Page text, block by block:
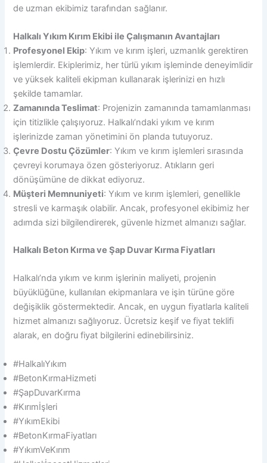
de uzman ekibimiz tarafından sağlanır.
Halkalı Yıkım Kırım Ekibi ile Çalışmanın Avantajları
Profesyonel Ekip: Yıkım ve kırım işleri, uzmanlık gerektiren
işlemlerdir. Ekiplerimiz, her türlü yıkım işleminde deneyimlidir
ve yüksek kaliteli ekipman kullanarak işlerinizi en hızlı
şekilde tamamlar.
Zamanında Teslimat: Projenizin zamanında tamamlanması
için titizlikle çalışıyoruz. Halkalı’ndaki yıkım ve kırım
işlerinizde zaman yönetimini ön planda tutuyoruz.
Çevre Dostu Çözümler: Yıkım ve kırım işlemleri sırasında
çevreyi korumaya özen gösteriyoruz. Atıkların geri
dönüşümüne de dikkat ediyoruz.
Müşteri Memnuniyeti: Yıkım ve kırım işlemleri, genellikle
stresli ve karmaşık olabilir. Ancak, profesyonel ekibimiz her
adımda sizi bilgilendirerek, güvenle hizmet almanızı sağlar.
Halkalı Beton Kırma ve Şap Duvar Kırma Fiyatları
Halkalı’nda yıkım ve kırım işlerinin maliyeti, projenin
büyüklüğüne, kullanılan ekipmanlara ve işin türüne göre
değişiklik göstermektedir. Ancak, en uygun fiyatlarla kaliteli
hizmet almanızı sağlıyoruz. Ücretsiz keşif ve fiyat teklifi
alarak, en doğru fiyat bilgilerini edinebilirsiniz.
#HalkalıYıkım
#BetonKırmaHizmeti
#ŞapDuvarKırma
#Kırımİşleri
#YıkımEkibi
#BetonKırmaFiyatları
#YıkımVeKırım